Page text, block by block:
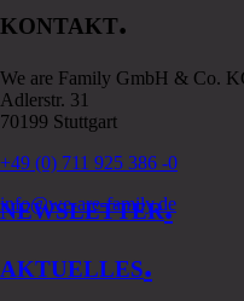
KONTAKT.
We are Family GmbH & Co.
Adlerstr. 31
70199 Stuttgart
+49 (0) 711 925 386 -0
info@we-are-family.de
NEWSLETTER.
AKTUELLES.